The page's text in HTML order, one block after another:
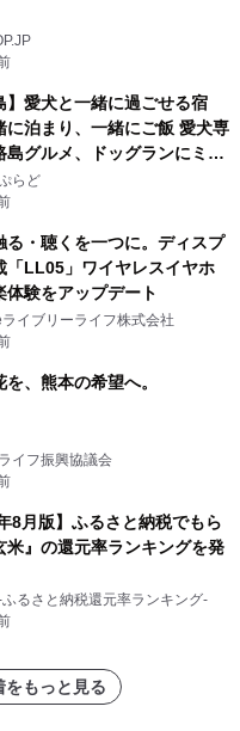
】愛犬と一緒に過ごせる宿
に泊まり、一緒にご飯 愛犬専
島グルメ、ドッグランにミニ
ランピングとトレーラーハウ
で
らど
る・聴くを一つに。ディスプ
「LL05」ワイヤレスイヤホ
体験をアップデート
イブリーライフ株式会社
、熊本の希望へ。
イフ振興協議会
8月版】ふるさと納税でもら
米』の還元率ランキングを発
ふるさと納税還元率ランキング-
をもっと見る